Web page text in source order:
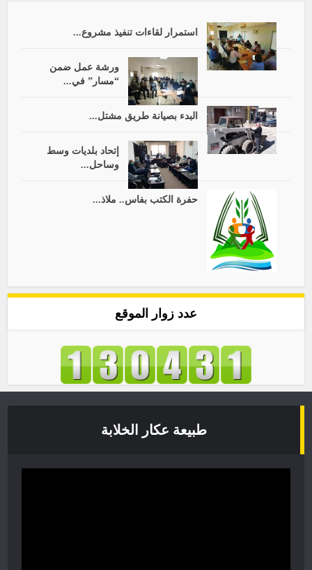
استمرار لقاءات تنفيذ مشروع...
ورشة عمل ضمن
“مسار” في...
البدء بصيانة طريق مشتل...
إتحاد بلديات وسط
وساحل...
حفرة الكتب بفاس.. ملاذ...
عدد زوار الموقع
طبيعة عكار الخلابة